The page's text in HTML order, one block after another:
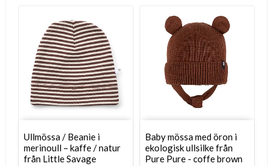
Ullmössa / Beanie i
merinoull – kaffe / natur
från Little Savage
Baby mössa med öron i
ekologisk ullsilke från
Pure Pure - coffe brown